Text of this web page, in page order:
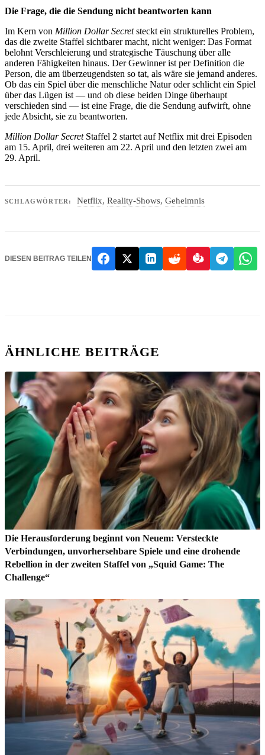
Die Frage, die die Sendung nicht beantworten kann
Im Kern von Million Dollar Secretsteckt ein strukturelles Problem,
das die zweite Staffel sichtbarer macht, nicht weniger: Das Format
belohnt Verschleierung und strategische Täuschung über alle
anderen Fähigkeiten hinaus. Der Gewinner ist per Definition die
Person, die am überzeugendsten so tat, als wäre sie jemand anderes.
Ob das ein Spiel über die menschliche Natur oder schlicht ein Spiel
über das Lügen ist — und ob diese beiden Dinge überhaupt
verschieden sind — ist eine Frage, die die Sendung aufwirft, ohne
jede Absicht, sie zu beantworten.
Million Dollar SecretStaffel 2 startet auf Netflix mit drei Episoden
am 15. April, drei weiteren am 22. April und den letzten zwei am
29. April.
SCHLAGWÖRTER: Netflix, Reality-Shows, Geheimnis
DIESEN BEITRAG TEILEN
ÄHNLICHE BEITRÄGE
Die Herausforderung beginnt von Neuem: Versteckte
Verbindungen, unvorhersehbare Spiele und eine drohende
Rebellion in der zweiten Staffel von „Squid Game: The
Challenge“